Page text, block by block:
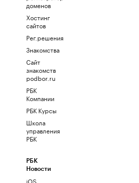
доменов
Хостинг
сайтов
Рег.решения
Знакомства
Сайт
знакомств
podbor.ru
РБК
Компании
РБК Курсы
Школа
управления
РБК
РБК
Новости
iOS